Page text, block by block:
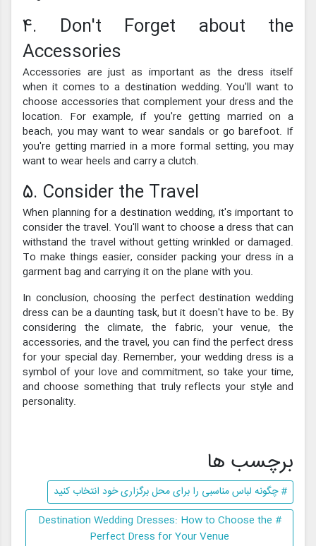
4. Don't Forget about the
Accessories
Accessories are just as important as the dress itself
when it comes to a destination wedding. You'll want to
choose accessories that complement your dress and the
location. For example, if you're getting married on a
beach, you may want to wear sandals or go barefoot. If
you're getting married in a more formal setting, you may
want to wear heels and carry a clutch.
5. Consider the Travel
When planning for a destination wedding, it's important to
consider the travel. You'll want to choose a dress that can
withstand the travel without getting wrinkled or damaged.
To make things easier, consider packing your dress in a
garment bag and carrying it on the plane with you.
In conclusion, choosing the perfect destination wedding
dress can be a daunting task, but it doesn't have to be. By
considering the climate, the fabric, your venue, the
accessories, and the travel, you can find the perfect dress
for your special day. Remember, your wedding dress is a
symbol of your love and commitment, so take your time,
and choose something that truly reflects your style and
personality.
برچسب ها
# چگونه لباس مناسبی را برای محل برگزاری خود انتخاب کنید
# Destination Wedding Dresses: How to Choose the
Perfect Dress for Your Venue